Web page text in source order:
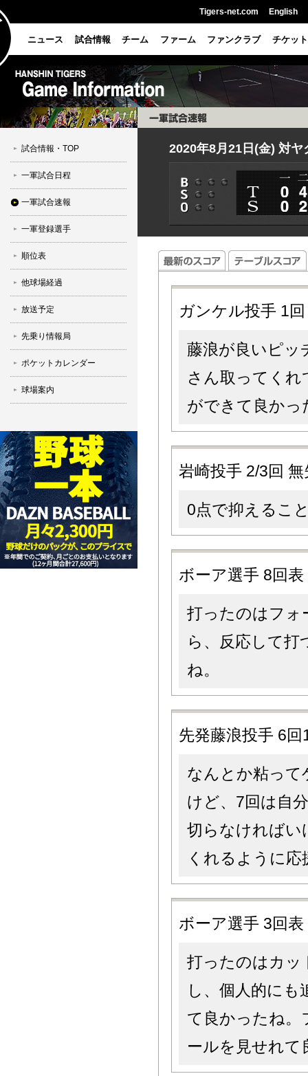
Tigers-net.com English
ニュース 試合情報 チーム ファーム ファンクラブ チケット
試合情報・TOP
一軍試合日程
一軍試合速報
一軍登録選手
順位表
他球場経過
放送予定
先乗り情報局
ポケットカレンダー
球場案内
2020年8月21日(金) 対ヤ
ガンケル投手 1
藤浪が良いピッ
さん取ってく
ができて良かっ
岩崎投手 2/3回 無
0点で抑えるこ
ボーア選手 8回
打ったのはフォ
ら、反応して
ね。
先発藤浪投手 6回
なんとか粘っ
けど、7回は自
切らなければい
くれるように応
ボーア選手 3回
打ったのはカッ
し、個人的に
て良かったね。
ールを見せれて